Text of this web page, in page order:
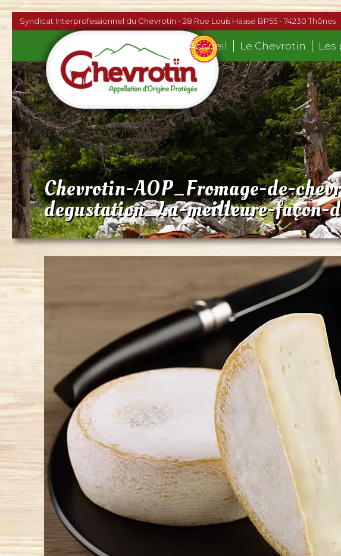
Syndicat Interprofessionnel du Chevrotin - 28 Rue Louis Haase BP55 - 74230 Thônes
Accueil Le Chevrotin Les
Chevrotin-AOP_Fromage-de-
degustation_La-meilleure-façon-